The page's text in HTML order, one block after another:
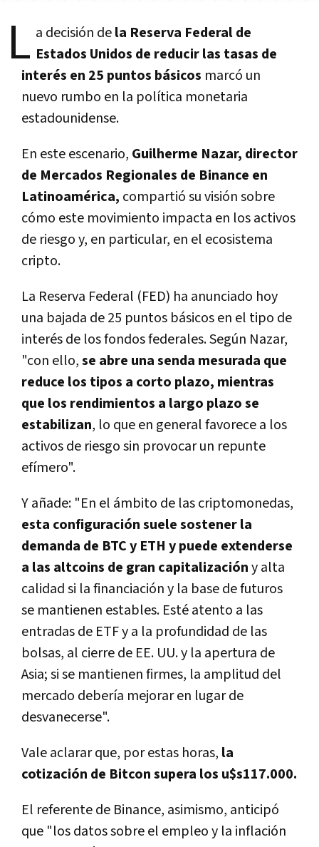
L a decisión dela Reserva Federal de
Estados Unidos de reducir las tasas de
interés en 25 puntos básicos marcó un
nuevo rumbo en la política monetaria
estadounidense.
En este escenario, Guilherme Nazar, director
de Mercados Regionales de Binance en
Latinoamérica, compartió su visión sobre
cómo este movimiento impacta en los activos
de riesgo y, en particular, en el ecosistema
cripto.
La Reserva Federal (FED) ha anunciado hoy
una bajada de 25 puntos básicos en el tipo de
interés de los fondos federales. Según Nazar,
"con ello,se abre una senda mesurada que
reduce los tipos a corto plazo, mientras
que los rendimientos a largo plazo se
estabilizan, lo que en general favorece a los
activos de riesgo sin provocar un repunte
efímero".
Y añade: "En el ámbito de las criptomonedas,
esta configuración suele sostener la
demanda de BTC y ETH y puede extenderse
a las altcoins de gran capitalizacióny alta
calidad si la financiación y la base de futuros
se mantienen estables. Esté atento a las
entradas de ETF y a la profundidad de las
bolsas, al cierre de EE. UU. y la apertura de
Asia; si se mantienen firmes, la amplitud del
mercado debería mejorar en lugar de
desvanecerse".
Vale aclarar que, por estas horas, la
cotización de Bitcon supera los u$s117.000.
El referente de Binance, asimismo, anticipó
que "los datos sobre el empleo y la inflación